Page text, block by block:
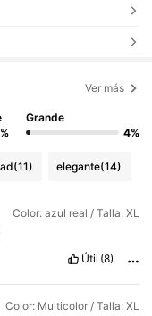
Ver más
Grande
4%
(11) elegante(14)
Color: azul real / Talla: XL
Útil (8)
Color: Multicolor / Talla: XL